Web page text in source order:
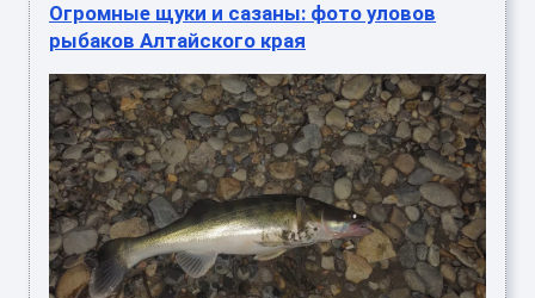
Огромные щуки и сазаны: фото уловов
рыбаков Алтайского края